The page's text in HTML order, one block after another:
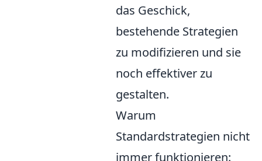
das Geschick,
bestehende Strategien
zu modifizieren und sie
noch effektiver zu
gestalten.
Warum
Standardstrategien nicht
immer funktionieren: